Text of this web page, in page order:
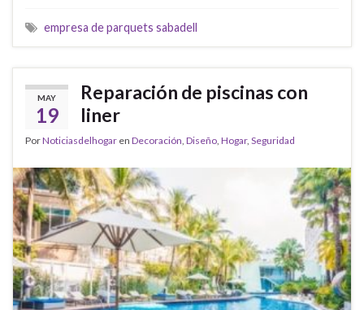
empresa de parquets sabadell
MAY
19
Reparación de piscinas con
liner
PorNoticiasdelhogar en Decoración Diseño Hogar, Seguridad